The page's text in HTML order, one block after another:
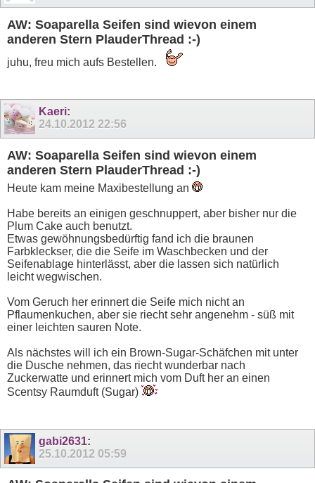
AW: Soaparella Seifen sind wievon einem
anderen Stern PlauderThread :-)
juhu, freu mich aufs Bestellen.
Kaeri:
24.10.2012 22:56
AW: Soaparella Seifen sind wievon einem
anderen Stern PlauderThread :-)
Heute kam meine Maxibestellung an
Habe bereits an einigen geschnuppert, aber bisher nur die
Plum Cake auch benutzt.
Etwas gewöhnungsbedürftig fand ich die braunen
Farbkleckser, die die Seife im Waschbecken und der
Seifenablage hinterlässt, aber die lassen sich natürlich
leicht wegwischen.
Vom Geruch her erinnert die Seife mich nicht an
Pflaumenkuchen, aber sie riecht sehr angenehm - süß mit
einer leichten sauren Note.
Als nächstes will ich ein Brown-Sugar-Schäfchen mit unter
die Dusche nehmen, das riecht wunderbar nach
Zuckerwatte und erinnert mich vom Duft her an einen
Scentsy Raumduft (Sugar)
gabi2631:
25.10.2012 05:59